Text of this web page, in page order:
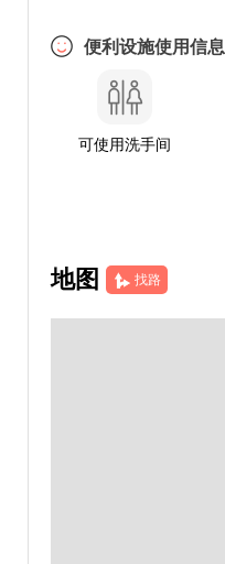
便利设施使用信息
可使用洗手间
地图 找路